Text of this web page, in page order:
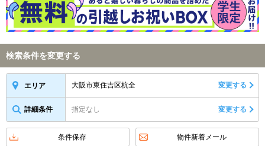
検索条件を変更する
エリア 大阪市東住吉区杭全 変更する
詳細条件 指定なし 変更する
条件保存 物件新着メール